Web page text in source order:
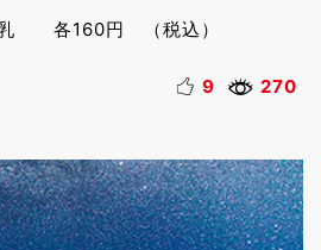
乳 各160円 （税込）
9 270